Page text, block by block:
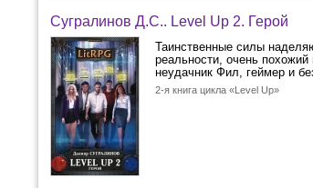
Сугралинов Д.С.. Level Up 2. Герой
Таинственные силы
реальности, очень
неудачник Фил, геймер и
2-я книга цикла «Level Up»